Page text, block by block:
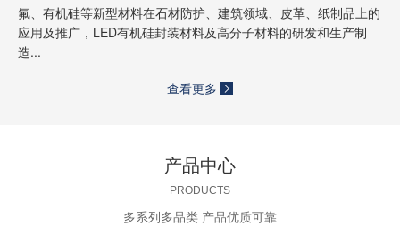
氟、有机硅等新型材料在石材防护、建筑领域、皮革、纸制品上的
应用及推广，LED有机硅封装材料及高分子材料的研发和生产制
造...
查看更多
产品中心
PRODUCTS
多系列多品类 产品优质可靠